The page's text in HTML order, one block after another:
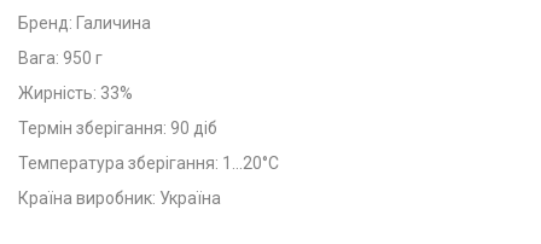
Бренд: Галичина
Вага: 950 г
Жирність: 33%
Термін зберігання: 90 діб
Температура зберігання: 1...20°C
Країна виробник: Україна